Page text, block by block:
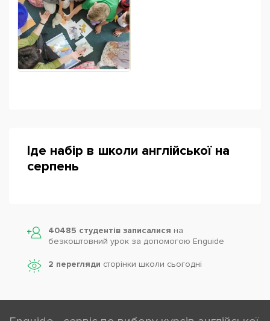
Іде набір в школи англійської на
серпень
40485 студентів записалися на
безкоштовний урок за допомогою Enguide
2 перегляди сторінки школи cьогодні